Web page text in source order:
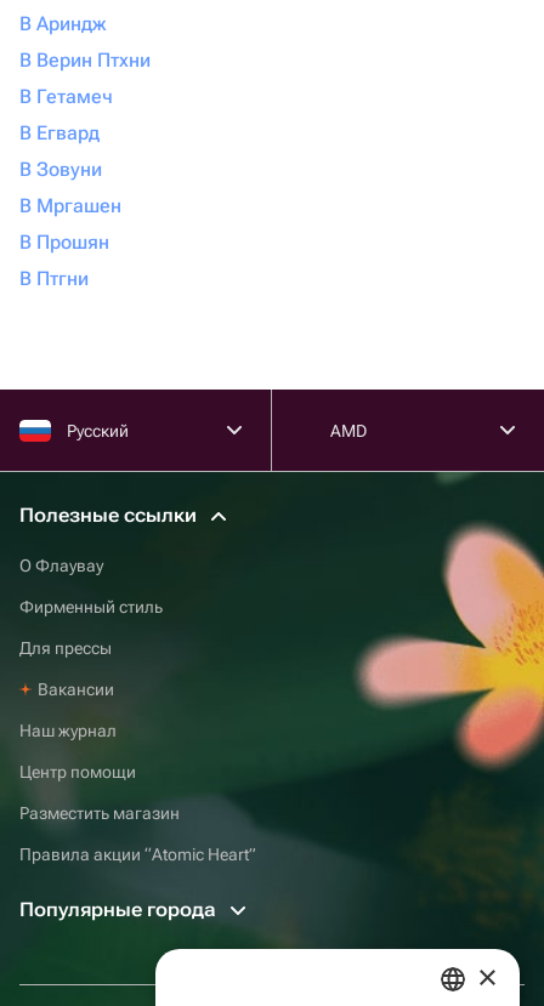
В Ариндж
В Верин Птхни
В Гетамеч
В Егвард
В Зовуни
В Мргашен
В Прошян
В Птгни
Русский AMD
Полезные ссылки
О Флаувау
Фирменный стиль
Для прессы
Вакансии
Наш журнал
Центр помощи
Разместить магазин
Правила акции “Atomic Heart”
Популярные города
×